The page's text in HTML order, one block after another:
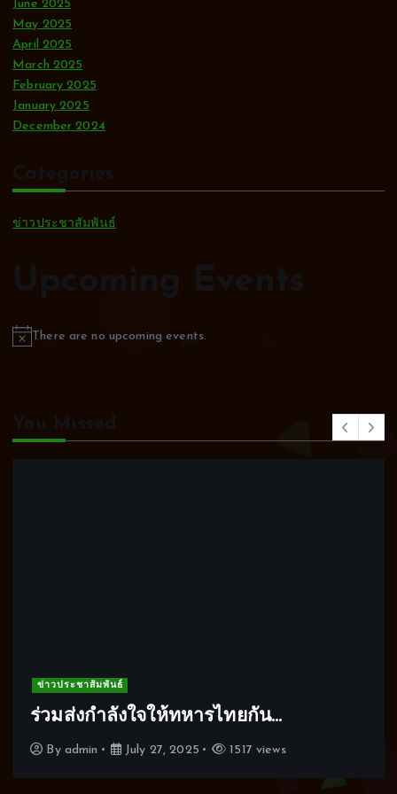
June 2025
May 2025
April 2025
March 2025
February 2025
January 2025
December 2024
Categories
ข่าวประชาสัมพันธ์
Upcoming Events
N
c
There are no upcoming events.
You Missed
ข่าวประชาสัมพันธ์
ENG. RMUTK. Mini Openhouse 68
By admin June 26, 2025 677 views